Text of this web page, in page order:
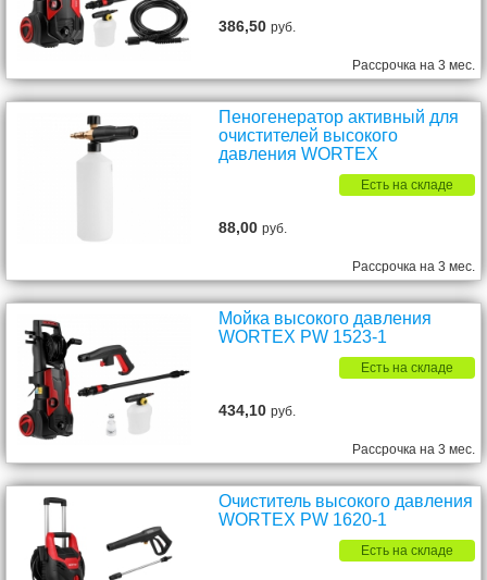
386,50руб.
Рассрочка на 3 мес.
Пеногенератор активный для
очистителей высокого
давления WORTEX
Есть на складе
88,00руб.
Рассрочка на 3 мес.
Мойка высокого давления
WORTEX PW 1523-1
Есть на складе
434,10руб.
Рассрочка на 3 мес.
Очиститель высокого давления
WORTEX PW 1620-1
Есть на складе